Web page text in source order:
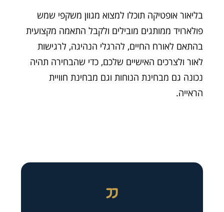
בליאור אופטיקה תוכלו למצוא מגוון משקפי שמש
פולארויד ממותגים מובילים ולקבל התאמה מקצועית
בהתאם לאורח החיים, להרגלי הנהיגה, לרגישות
לאור ולצרכים האישיים שלכם, כדי שהבחירה תהיה
נכונה גם מבחינת הנוחות וגם מבחינת חוויית
הראייה.